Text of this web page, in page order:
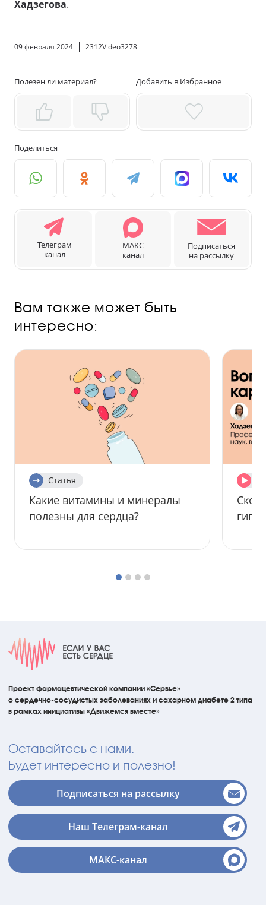
Хадзегова.
09 февраля 2024 2312Video3278
Полезен ли материал? Добавить в Избранное
Поделиться
Телеграм
канал
МАКС
канал
Подписаться
на рассылку
Вам также может быть
интересно:
Статья
Какие витамины и минералы
полезны для сердца?
Проект фармацевтической компании «Сервье»
о сердечно-сосудистых заболеваниях и сахарном диабете 2 типа
в рамках инициативы «Движемся вместе»
Оставайтесь с нами.
Будет интересно и полезно!
Подписаться на рассылку
Наш Телеграм-канал
МАКС-канал